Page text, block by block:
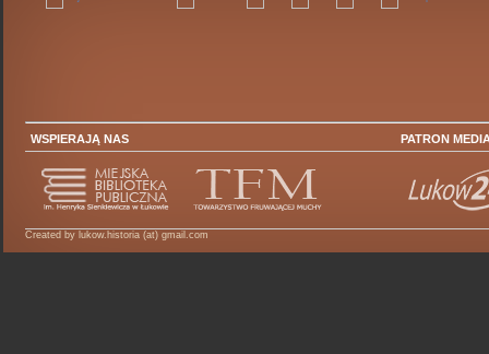
WSPIERAJĄ NAS PATRON
Created by lukow.historia (at) gmail.com